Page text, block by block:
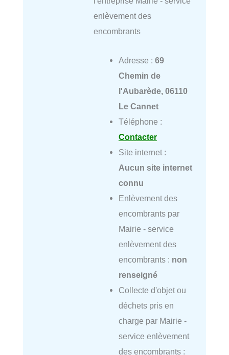
enlèvement des
encombrants
Adresse : 69
Chemin de
l'Aubarède, 06110
Le Cannet
Téléphone :
Contacter
Site internet :
Aucun site internet
connu
Enlèvement des
encombrants par
Mairie - service
enlèvement des
encombrants : non
renseigné
Collecte d'objet ou
déchets pris en
charge par Mairie -
service enlèvement
des encombrants :